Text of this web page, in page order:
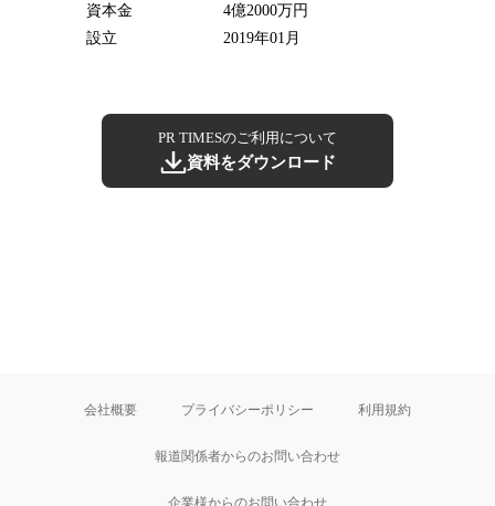
資本金
4億2000万円
設立
2019年01月
PR TIMESのご利用について
資料をダウンロード
会社概要 プライバシーポリシー 利用規約
報道関係者からのお問い合わせ
企業様からのお問い合わせ